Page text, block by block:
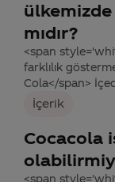
ülkemizde
mıdır?
<span
farklılık
Cola</span>
İçerik
Cocacola
<span